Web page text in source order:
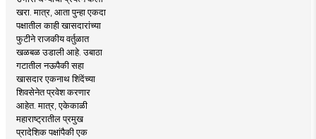
खरा. मात्र, आता पुन्हा एकदा
पक्षातील काही खासदारांच्या
फुटीने राजकीय वर्तुळात
खळबळ उडाली आहे. उबाठा
गटातील नऊपैकी सहा
खासदार एकनाथ शिंदेंच्या
शिवसेनेत प्रवेश करणार
आहेत. मात्र, एकेकाळी
महाराष्ट्रातील प्रमुख
प्रादेशिक पक्षांपैकी एक